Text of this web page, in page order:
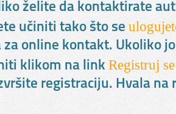
želite da kontaktirate
učiniti tako što se
online kontakt. Ukoliko
klikom na linkRegistruj se
registraciju. Hvala na